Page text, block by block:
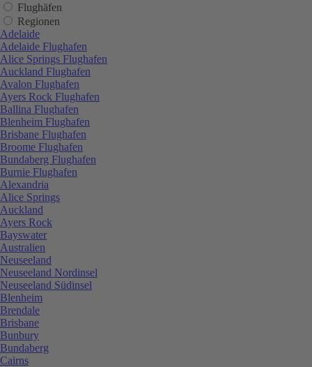
Flughäfen
Regionen
Adelaide
Adelaide Flughafen
Alice Springs Flughafen
Auckland Flughafen
Avalon Flughafen
Ayers Rock Flughafen
Ballina Flughafen
Blenheim Flughafen
Brisbane Flughafen
Broome Flughafen
Bundaberg Flughafen
Burnie Flughafen
Alexandria
Alice Springs
Auckland
Ayers Rock
Bayswater
Australien
Neuseeland
Neuseeland Nordinsel
Neuseeland Südinsel
Blenheim
Brendale
Brisbane
Bunbury
Bundaberg
Cairns